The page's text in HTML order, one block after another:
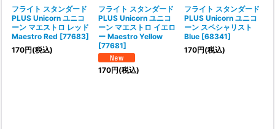
フライト スタンダード
PLUS Unicorn ユニコ
ーン マエストロ レッド
Maestro Red [77683]
170円(税込)
フライト スタンダード
PLUS Unicorn ユニコ
ーン マエストロ イエロ
ー Maestro Yellow
[77681]
170円(税込)
フライト スタンダード
PLUS Unicorn ユニコ
ーン スペシャリスト
Blue [68341]
170円(税込)